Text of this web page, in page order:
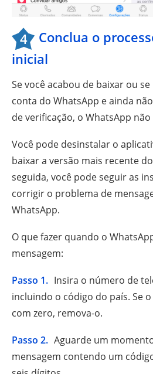
4
Conclua o
inicial
Se você acabou de baixar ou
conta do WhatsApp e ainda
de verificação, o WhatsApp não
Você pode desinstalar o
baixar a versão mais recente
seguida, você pode seguir as
corrigir o problema de
WhatsApp.
O que fazer quando o
mensagem:
Passo 1. Insira o número de
incluindo o código do país. Se
com zero, remova-o.
Passo 2. Aguarde um
mensagem contendo um